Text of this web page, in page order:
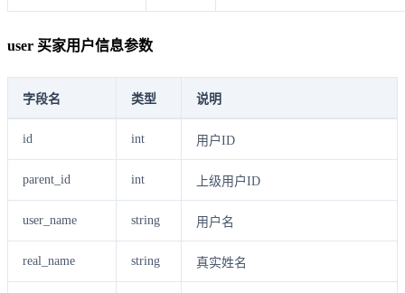
user 买家用户信息参数
字段名 类型 说明
id int 用户ID
parent_id int 上级用户ID
user_name string 用户名
real_name string 真实姓名